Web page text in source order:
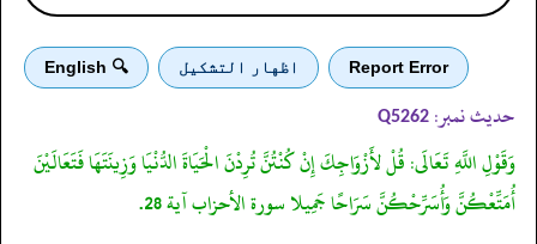
Report Error اظهار التشكيل 🔍 English
حدیث نمبر: Q5262
وَقَوْلِ اللَّهِ تَعَالَى: قُلْ لأَزْوَاجِكَ إِنْ كُنْتُنَّ تُرِدْنَ الْحَيَاةَ الدُّنْيَا وَزِينَتَهَا فَتَعَالَيْنَ
أُمَتِّعْكُنَّ وَأُسَرِّحْكُنَّ سَرَاحًا جَمِيلا سورة الأحزاب آية 28.